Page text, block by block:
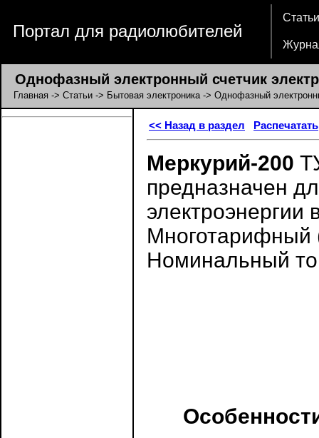
Портал для радиолюбителей
Статьи
Однофазный электронный счетчик
Главная -> Статьи -> Бытовая электроника-> Однофазный
<< Назад в раздел Распечатать
Меркурий-200
предназначен
электроэнергии
Многотарифный
Номинальный